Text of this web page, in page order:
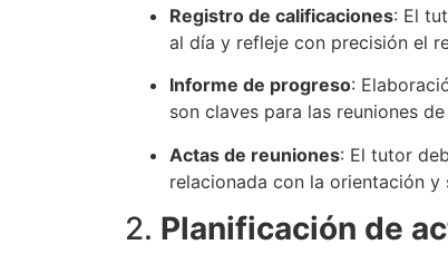
Registro de calificaciones: El
al día y refleje con precisión el
Informe de progreso:
son claves para las reuniones
Actas de reuniones: El tutor
relacionada con la orientación
2. Planificación de